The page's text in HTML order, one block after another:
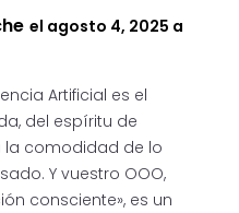
el agosto 4, 2025 a
Artificial es el
del espíritu de
la comodidad de lo
Y vuestro OOO,
consciente», es un